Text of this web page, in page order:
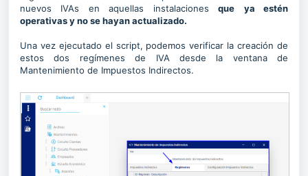
nuevos IVAs en aquellas instalacionesque
ya estén
operativas y no se hayan actualizado.
Una vez ejecutado el script, podemos verificar la creación de
estos dos regímenes de IVA desde la ventana de
Mantenimiento de Impuestos Indirectos.